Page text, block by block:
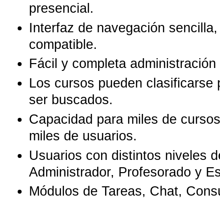
presencial.
Interfaz de navegación
compatible.
Fácil y completa
Los cursos pueden clasificarse
ser buscados.
Capacidad para miles de
miles de usuarios.
Usuarios con distintos niveles
Administrador, Profesorado y
Módulos de Tareas, Chat,